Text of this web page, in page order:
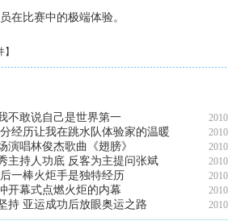
在比赛中的极端体验。
】
不敢说自己是世界第一
经历让我在跳水队体验家的温暖
演唱林俊杰歌曲《翅膀》
主持人功底 反客为主提问张斌
一棒火炬手是独特经历
开幕式点燃火炬的内幕
持 亚运成功后放眼奥运之路